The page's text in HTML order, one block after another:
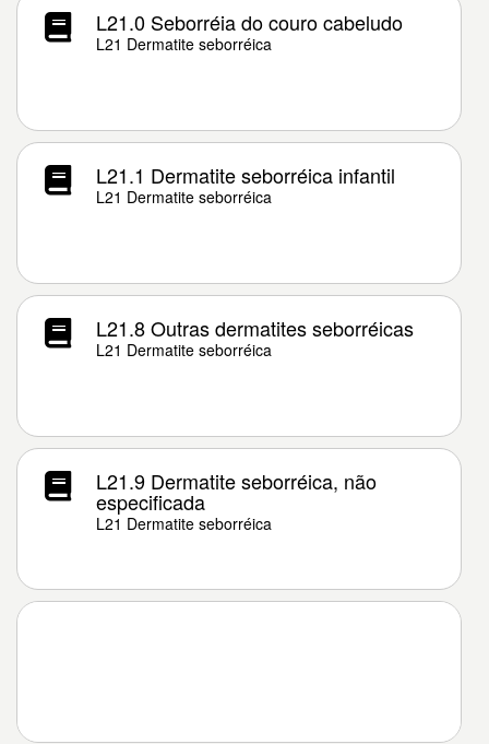
L21.0 Seborréia do couro cabeludo
L21 Dermatite seborréica
L21.1 Dermatite seborréica infantil
L21 Dermatite seborréica
L21.8 Outras dermatites seborréicas
L21 Dermatite seborréica
L21.9 Dermatite seborréica, não
especificada
L21 Dermatite seborréica